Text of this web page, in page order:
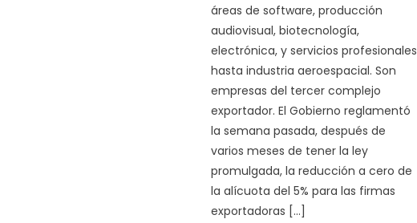
áreas de software, producción
audiovisual, biotecnología,
electrónica, y servicios profesionales
hasta industria aeroespacial. Son
empresas del tercer complejo
exportador. El Gobierno reglamentó
la semana pasada, después de
varios meses de tener la ley
promulgada, la reducción a cero de
la alícuota del 5% para las firmas
exportadoras […]